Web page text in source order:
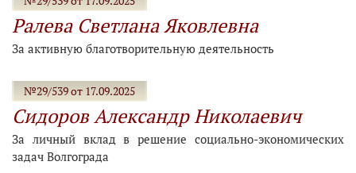
Ралева Светлана Яковлевна
За активную благотворительную деятельность
№29/539 от 17.09.2025
Сидоров Александр Николаевич
За личный вклад в решение социально-экономических
задач Волгограда